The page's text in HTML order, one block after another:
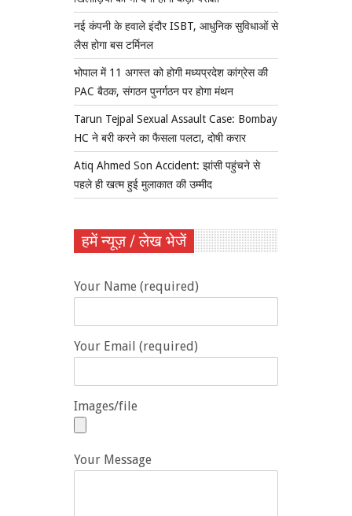
नई कंपनी के हवाले इंदौर ISBT, आधुनिक सुविधाओं से
लैस होगा बस टर्मिनल
भोपाल में 11 अगस्त को होगी मध्यप्रदेश कांग्रेस की
PAC बैठक, संगठन पुनर्गठन पर होगा मंथन
Tarun Tejpal Sexual Assault Case: Bombay
HC ने बरी करने का फैसला पलटा, दोषी करार
Atiq Ahmed Son Accident: झांसी पहुंचने से
पहले ही खत्म हुई मुलाकात की उम्मीद
हमें न्यूज़ / लेख भेजें
Your Name (required)
Your Email (required)
Images/file
Your Message